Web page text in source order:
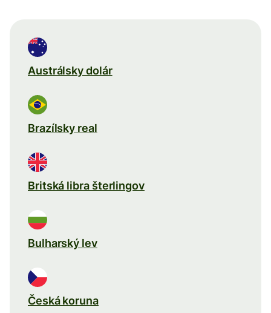
Austrálsky dolár
Brazílsky real
Britská libra šterlingov
Bulharský lev
Česká koruna